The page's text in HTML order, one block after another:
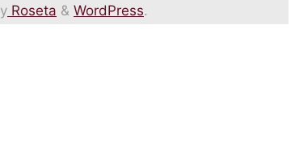
Roseta & WordPress.